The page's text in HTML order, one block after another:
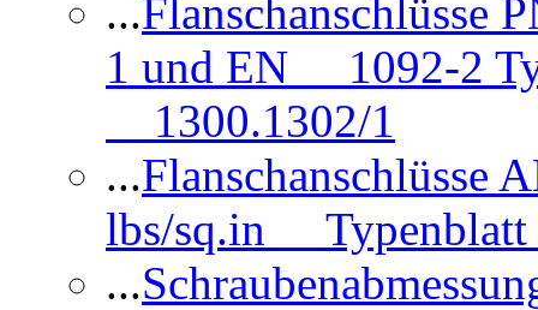
...
1 und EN 1092-2
1300.1302/1
...
lbs/sq.in Typenblatt
...